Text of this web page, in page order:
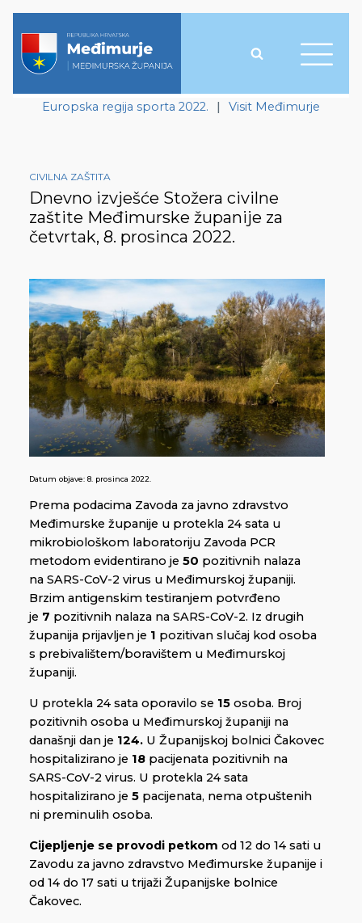
Europska regija sporta 2022. | Visit Međimurje
CIVILNA ZAŠTITA
Dnevno izvješće Stožera civilne
zaštite Međimurske županije za
četvrtak, 8. prosinca 2022.
Datum objave: 8. prosinca 2022.
Prema podacima Zavoda za javno zdravstvo
Međimurske županije u protekla 24 sata u
mikrobiološkom laboratoriju Zavoda PCR
metodom evidentirano je 50 pozitivnih nalaza
na SARS-CoV-2 virus u Međimurskoj županiji.
Brzim antigenskim testiranjem potvrđeno
je 7 pozitivnih nalaza na SARS-CoV-2. Iz drugih
županija prijavljen je 1 pozitivan slučaj kod osoba
s prebivalištem/boravištem u Međimurskoj
županiji.
U protekla 24 sata oporavilo se 15 osoba. Broj
pozitivnih osoba u Međimurskoj županiji na
današnji dan je 124. U Županijskoj bolnici Čakovec
hospitalizirano je 18 pacijenata pozitivnih na
SARS-CoV-2 virus. U protekla 24 sata
hospitalizirano je 5 pacijenata, nema otpuštenih
ni preminulih osoba.
Cijepljenje se provodi petkom od 12 do 14 sati u
Zavodu za javno zdravstvo Međimurske županije i
od 14 do 17 sati u trijaži Županijske bolnice
Čakovec.